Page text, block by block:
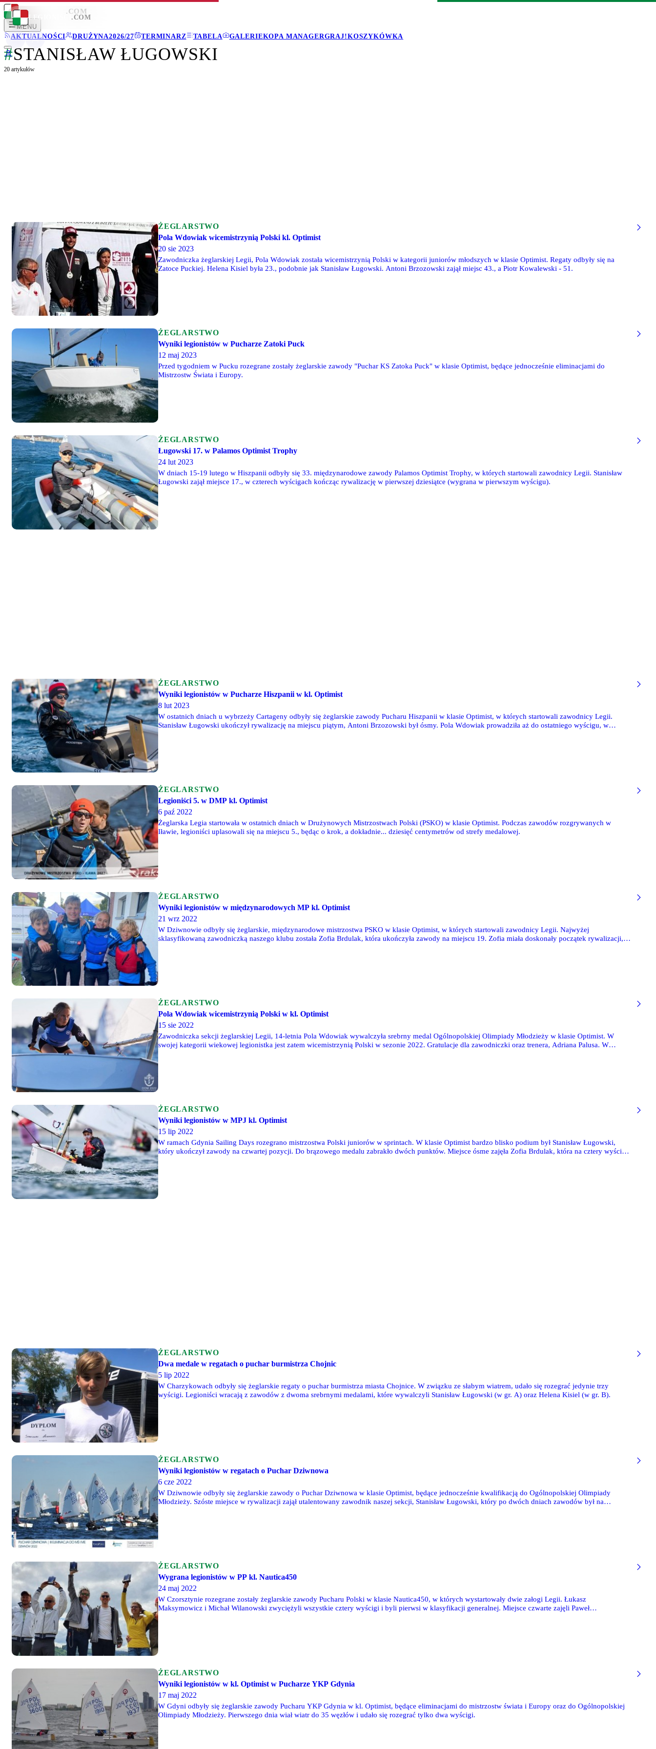
LEGIONISCI .COM
MENU
AKTUALNOŚCI
DRUŻYNA2026/27 TERMINARZ TABELA GALERIEKOPA MANAGERGRAJ!KOSZYKÓWKA
LEGIONISCI .COM
#STANISŁAW ŁUGOWSKI
20 artykułów
ŻEGLARSTWO
Pola Wdowiak wicemistrzynią Polski kl. Optimist
20 sie 2023
Zawodniczka żeglarskiej Legii, Pola Wdowiak została wicemistrzynią Polski w kategorii juniorów młodszych w klasie Optimist. Regaty odbyły się na
Zatoce Puckiej. Helena Kisiel była 23., podobnie jak Stanisław Ługowski. Antoni Brzozowski zajął miejsc 43., a Piotr Kowalewski - 51.
ŻEGLARSTWO
Wyniki legionistów w Pucharze Zatoki Puck
12 maj 2023
Przed tygodniem w Pucku rozegrane zostały żeglarskie zawody "Puchar KS Zatoka Puck" w klasie Optimist, będące jednocześnie eliminacjami do
Mistrzostw Świata i Europy.
ŻEGLARSTWO
Ługowski 17. w Palamos Optimist Trophy
24 lut 2023
W dniach 15-19 lutego w Hiszpanii odbyły się 33. międzynarodowe zawody Palamos Optimist Trophy, w których startowali zawodnicy Legii. Stanisław
Ługowski zajął miejsce 17., w czterech wyścigach kończąc rywalizację w pierwszej dziesiątce (wygrana w pierwszym wyścigu).
ŻEGLARSTWO
Wyniki legionistów w Pucharze Hiszpanii w kl. Optimist
8 lut 2023
W ostatnich dniach u wybrzeży Cartageny odbyły się żeglarskie zawody Pucharu Hiszpanii w klasie Optimist, w których startowali zawodnicy Legii.
Stanisław Ługowski ukończył rywalizację na miejscu piątym, Antoni Brzozowski był ósmy. Pola Wdowiak prowadziła aż do ostatniego wyścigu, w
ŻEGLARSTWO
Legioniści 5. w DMP kl. Optimist
6 paź 2022
Żeglarska Legia startowała w ostatnich dniach w Drużynowych Mistrzostwach Polski (PSKO) w klasie Optimist. Podczas zawodów rozgrywanych w
Iławie, legioniści uplasowali się na miejscu 5., będąc o krok, a dokładnie... dziesięć centymetrów od strefy medalowej.
ŻEGLARSTWO
Wyniki legionistów w międzynarodowych MP kl. Optimist
21 wrz 2022
W Dziwnowie odbyły się żeglarskie, międzynarodowe mistrzostwa PSKO w klasie Optimist, w których startowali zawodnicy Legii. Najwyżej
sklasyfikowaną zawodniczką naszego klubu została Zofia Brdulak, która ukończyła zawody na miejscu 19. Zofia miała doskonały początek rywalizacji,
ŻEGLARSTWO
Pola Wdowiak wicemistrzynią Polski w kl. Optimist
15 sie 2022
Zawodniczka sekcji żeglarskiej Legii, 14-letnia Pola Wdowiak wywalczyła srebrny medal Ogólnopolskiej Olimpiady Młodzieży w klasie Optimist. W
swojej kategorii wiekowej legionistka jest zatem wicemistrzynią Polski w sezonie 2022. Gratulacje dla zawodniczki oraz trenera, Adriana Palusa. W
ŻEGLARSTWO
Wyniki legionistów w MPJ kl. Optimist
15 lip 2022
W ramach Gdynia Sailing Days rozegrano mistrzostwa Polski juniorów w sprintach. W klasie Optimist bardzo blisko podium był Stanisław Ługowski,
który ukończył zawody na czwartej pozycji. Do brązowego medalu zabrakło dwóch punktów. Miejsce ósme zajęła Zofia Brdulak, która na cztery wyścigi
ŻEGLARSTWO
Dwa medale w regatach o puchar burmistrza Chojnic
5 lip 2022
W Charzykowach odbyły się żeglarskie regaty o puchar burmistrza miasta Chojnice. W związku ze słabym wiatrem, udało się rozegrać jedynie trzy
wyścigi. Legioniści wracają z zawodów z dwoma srebrnymi medalami, które wywalczyli Stanisław Ługowski (w gr. A) oraz Helena Kisiel (w gr. B).
ŻEGLARSTWO
Wyniki legionistów w regatach o Puchar Dziwnowa
6 cze 2022
W Dziwnowie odbyły się żeglarskie zawody o Puchar Dziwnowa w klasie Optimist, będące jednocześnie kwalifikacją do Ogólnopolskiej Olimpiady
Młodzieży. Szóste miejsce w rywalizacji zajął utalentowany zawodnik naszej sekcji, Stanisław Ługowski, który po dwóch dniach zawodów był na
ŻEGLARSTWO
Wygrana legionistów w PP kl. Nautica450
24 maj 2022
W Czorsztynie rozegrane zostały żeglarskie zawody Pucharu Polski w klasie Nautica450, w których wystartowały dwie załogi Legii. Łukasz
Maksymowicz i Michał Wilanowski zwyciężyli wszystkie cztery wyścigi i byli pierwsi w klasyfikacji generalnej. Miejsce czwarte zajęli Paweł
ŻEGLARSTWO
Wyniki legionistów w kl. Optimist w Pucharze YKP Gdynia
17 maj 2022
W Gdyni odbyły się żeglarskie zawody Pucharu YKP Gdynia w kl. Optimist, będące eliminacjami do mistrzostw świata i Europy oraz do Ogólnopolskiej
Olimpiady Młodzieży. Pierwszego dnia wiał wiatr do 35 węzłów i udało się rozegrać tylko dwa wyścigi.